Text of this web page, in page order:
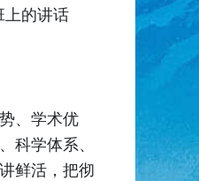
上的讲话
、学术优
科学体系、
鲜活，把彻